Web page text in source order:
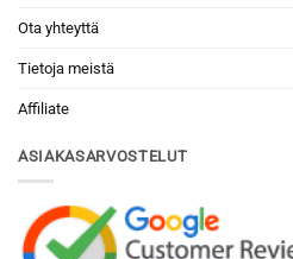
Ota yhteyttä
Tietoja meistä
Affiliate
ASIAKASARVOSTELUT